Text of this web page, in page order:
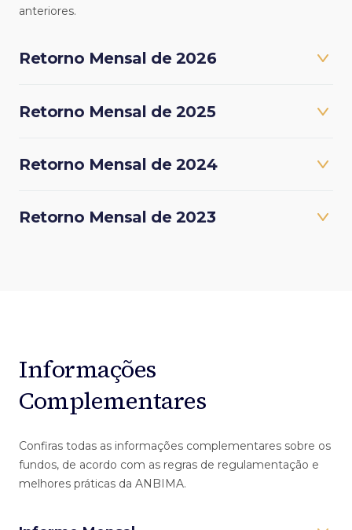
anteriores.
Retorno Mensal de 2026
Retorno Mensal de 2025
Retorno Mensal de 2024
Retorno Mensal de 2023
Informações
Complementares
Confiras todas as informações complementares sobre os
fundos, de acordo com as regras de regulamentação e
melhores práticas da ANBIMA.